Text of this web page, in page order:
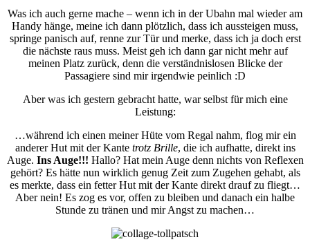
Was ich auch gerne mache – wenn ich in der Ubahn mal wieder am
Handy hänge, meine ich dann plötzlich, dass ich aussteigen muss,
springe panisch auf, renne zur Tür und merke, dass ich ja doch erst
die nächste raus muss. Meist geh ich dann gar nicht mehr auf
meinen Platz zurück, denn die verständnislosen Blicke der
Passagiere sind mir irgendwie peinlich :D
Aber was ich gestern gebracht hatte, war selbst für mich eine
Leistung:
…während ich einen meiner Hüte vom Regal nahm, flog mir ein
anderer Hut mit der Kante trotz Brille, die ich aufhatte, direkt ins
Auge. Ins Auge!!! Hallo? Hat mein Auge denn nichts von Reflexen
gehört? Es hätte nun wirklich genug Zeit zum Zugehen gehabt, als
es merkte, dass ein fetter Hut mit der Kante direkt drauf zu fliegt…
Aber nein! Es zog es vor, offen zu bleiben und danach ein halbe
Stunde zu tränen und mir Angst zu machen…